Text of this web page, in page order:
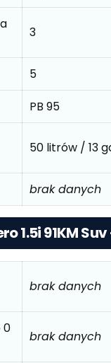
3
5
PB 95
50 litrów / 13
brak danych
1.5i 91KM
brak danych
0
brak danych